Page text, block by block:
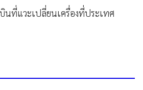
นที่แวะเปลี่ยนเครื่องที่ประเทศ